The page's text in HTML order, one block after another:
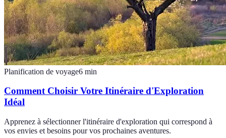
Planification de voyage6 min
Comment Choisir Votre Itinéraire d'Exploration
Idéal
Apprenez à sélectionner l'itinéraire d'exploration qui correspond à
vos envies et besoins pour vos prochaines aventures.